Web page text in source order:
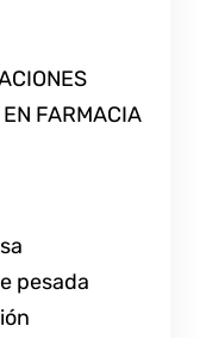
FARMACIA
pesada